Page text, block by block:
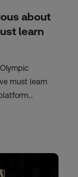
about
learn
must learn